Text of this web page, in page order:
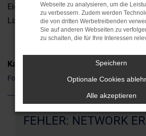
Eignung sowohl für den Stadtverkehr
Landstraße und Autobahn.
Kategorie
Ford Fiesta Gebrauchtwagen Neumarkt
FEHLER: NETWORK
Webseite zu analysieren, um die
zu verbessern. Zudem werden
die von dritten Werbetreibenden
Sie auf anderen Webseiten zu
zu schalten, die für Ihre Interessen
Speichern
Optionale Cookies
Alle akzeptieren